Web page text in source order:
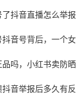
抖音直播怎么举报
音号背后，一个女记
小红书卖防晒霜违规吗
报后多久有反馈？揭